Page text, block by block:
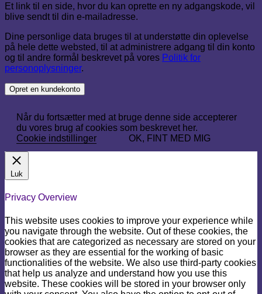
Et link til en side, hvor du kan oprette en ny adgangskode, vil
blive sendt til din e-mailadresse.
Dine personlige data bruges til at understøtte din oplevelse
på hele dette websted, til at administrere adgang til din konto
og til andre formål beskrevet på vores Politik for
personoplysninger.
Opret en kundekonto
Når du fortsætter med at bruge denne side accepterer
du vores brug af cookies som beskrevet her.
Cookie indstillinger
OK, FINT MED MIG
Luk
Privacy Overview
This website uses cookies to improve your experience while
you navigate through the website. Out of these cookies, the
cookies that are categorized as necessary are stored on your
browser as they are essential for the working of basic
functionalities of the website. We also use third-party cookies
that help us analyze and understand how you use this
website. These cookies will be stored in your browser only